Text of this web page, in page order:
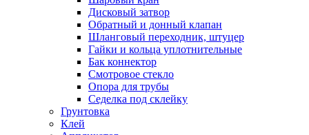
Дисковый затвор
Обратный и донный клапан
Шланговый переходник, штуцер
Гайки и кольца уплотнительные
Бак коннектор
Смотровое стекло
Опора для трубы
Седелка под склейку
Грунтовка
Клей